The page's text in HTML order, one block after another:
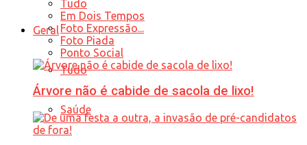
Geral
Tudo
Saúde
Tudo
Em Dois Tempos
Foto Expressão...
Foto Piada
Ponto Social
Árvore não é cabide de sacola de lixo!